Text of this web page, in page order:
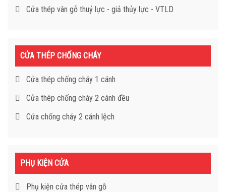
Cửa thép vân gỗ thuỷ lực - giả thủy lực - VTLD
CỬA THÉP CHỐNG CHÁY
Cửa thép chống cháy 1 cánh
Cửa thép chống cháy 2 cánh đều
Cửa chống cháy 2 cánh lệch
PHỤ KIỆN CỬA
Phụ kiện cửa thép vân gỗ